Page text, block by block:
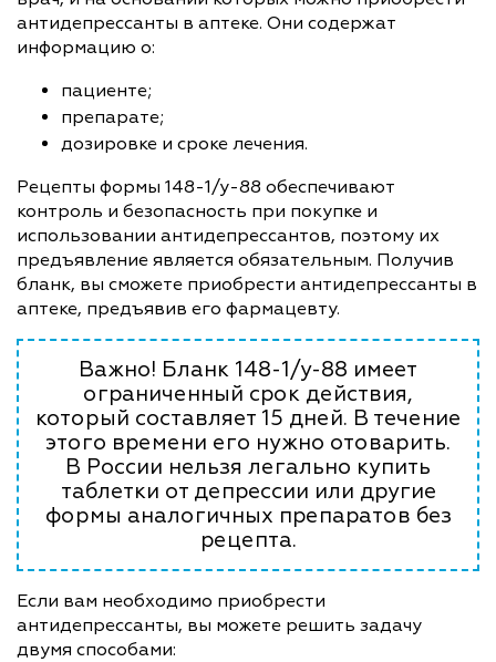
антидепрессанты в аптеке. Они содержат
информацию о:
пациенте;
препарате;
дозировке и сроке лечения.
Рецепты формы 148-1/у-88 обеспечивают
контроль и безопасность при покупке и
использовании антидепрессантов, поэтому их
предъявление является обязательным. Получив
бланк, вы сможете приобрести антидепрессанты в
аптеке, предъявив его фармацевту.
Важно! Бланк 148-1/у-88 имеет
ограниченный срок действия,
который составляет 15 дней. В течение
этого времени его нужно отоварить.
В России нельзя легально купить
таблетки от депрессии или другие
формы аналогичных препаратов без
рецепта.
Если вам необходимо приобрести
антидепрессанты, вы можете решить задачу
двумя способами: